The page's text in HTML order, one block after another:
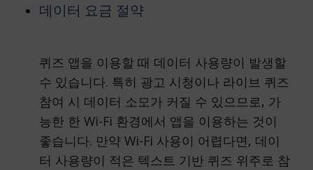
데이터 요금 절약
퀴즈 앱을 이용할 때 데이터 사용량이 발생할
수 있습니다. 특히 광고 시청이나 라이브 퀴즈
참여 시 데이터 소모가 커질 수 있으므로, 가
능한 한 Wi-Fi 환경에서 앱을 이용하는 것이
좋습니다. 만약 Wi-Fi 사용이 어렵다면, 데이
터 사용량이 적은 텍스트 기반 퀴즈 위주로 참